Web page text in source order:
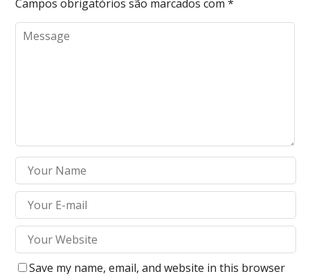
Campos obrigatórios são marcados com*
Save my name, email, and website in this browser